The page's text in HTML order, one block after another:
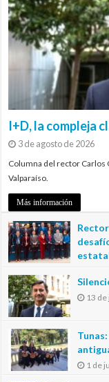
I+D, la compleja
3 de agosto de 2026
Columna del rector Carlos
Valparaíso.
Más información
13
1 de